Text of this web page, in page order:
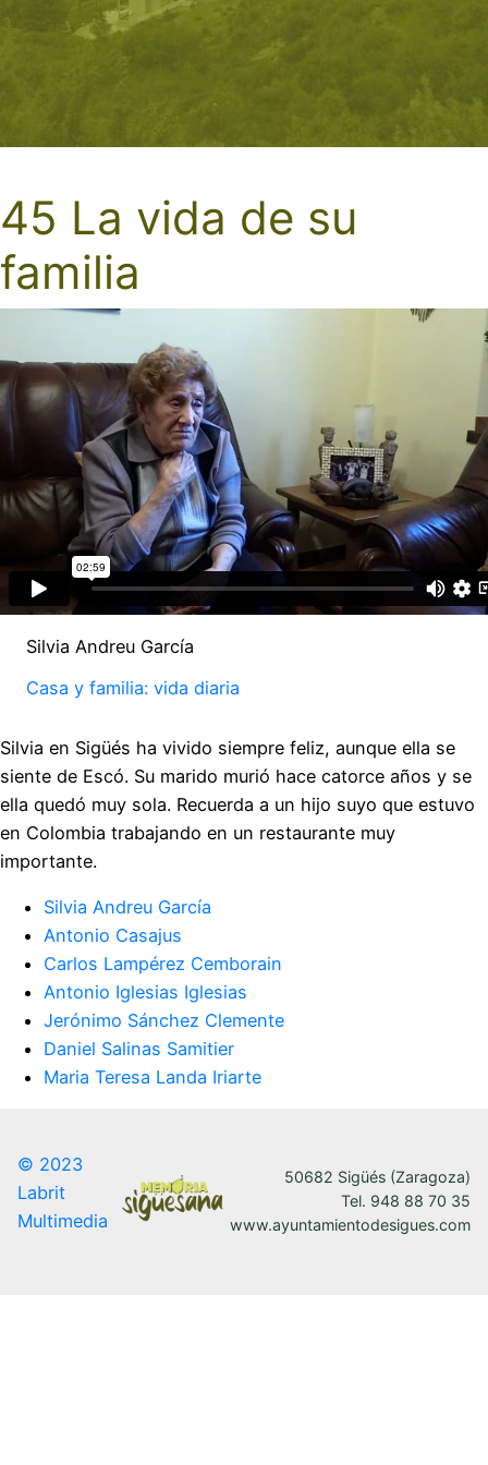
45 La vida de su
familia
Silvia Andreu García
Casa y familia: vida diaria
Silvia en Sigüés ha vivido siempre feliz, aunque ella se
siente de Escó. Su marido murió hace catorce años y se
ella quedó muy sola. Recuerda a un hijo suyo que estuvo
en Colombia trabajando en un restaurante muy
importante.
Silvia Andreu García
Antonio Casajus
Carlos Lampérez Cemborain
Antonio Iglesias Iglesias
Jerónimo Sánchez Clemente
Daniel Salinas Samitier
Maria Teresa Landa Iriarte
© 2023
Labrit
Multimedia
50682 Sigüés (Zaragoza)
Tel. 948 88 70 35
www.ayuntamientodesigues.com